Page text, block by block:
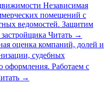
Независимая
помещений с
ведомостей. Защитим
Читать →
оценка компаний, долей и
судебных
оформления. Работаем с
→